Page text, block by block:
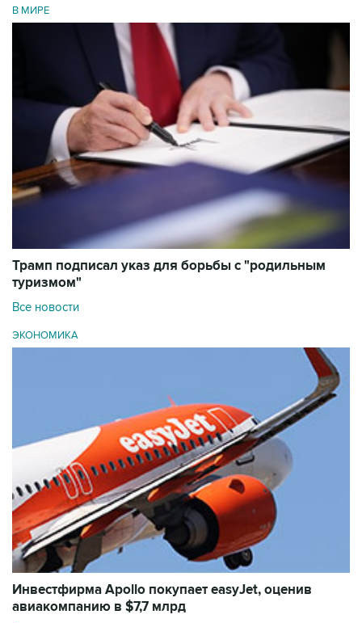
В МИРЕ
Трамп подписал указ для борьбы с "родильным
туризмом"
Все новости
ЭКОНОМИКА
Инвестфирма Apollo покупает easyJet, оценив
авиакомпанию в $7,7 млрд